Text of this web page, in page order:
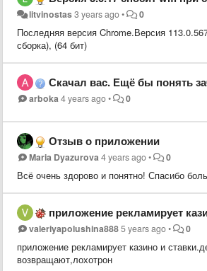
litvinostas3 years ago• 0
Последняя версия Chrome.Версия
сборка), (64 бит)
Скачал вас. Ещё бы понять зачем. Пока не увидел одного единственного инструмента, которому исходя из Вашего назначения - скриншотить. Всё остальное бла-бла-бла и на хрен не
arboka4 years ago• 0
Отзыв о приложении
Maria Dyazurova4 years ago• 0
Всё очень здорово и понятно! Спасибо
приложение рекламирует
valeriyapolushina8885 years ago• 0
приложение рекламирует казино и
возвращают,лохотрон